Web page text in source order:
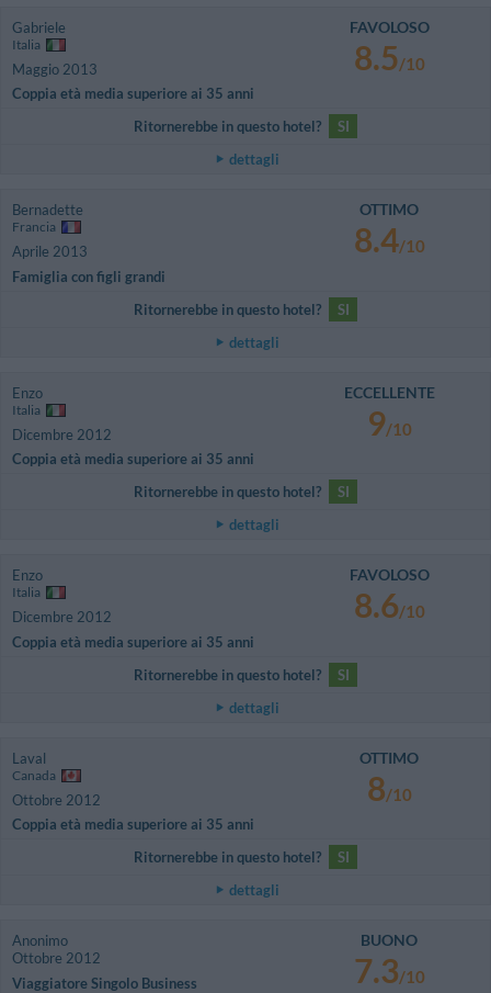
Gabriele
Italia
Maggio 2013
Coppia età media superiore ai 35 anni
FAVOLOSO
8.5/10
Ritornerebbe in questo hotel?
SI
dettagli
Bernadette
Francia
Aprile 2013
Famiglia con figli grandi
OTTIMO
8.4/10
Ritornerebbe in questo hotel?
SI
dettagli
Enzo
Italia
Dicembre 2012
Coppia età media superiore ai 35 anni
ECCELLENTE
9/10
Ritornerebbe in questo hotel?
SI
dettagli
Enzo
Italia
Dicembre 2012
Coppia età media superiore ai 35 anni
FAVOLOSO
8.6/10
Ritornerebbe in questo hotel?
SI
dettagli
Laval
Canada
Ottobre 2012
Coppia età media superiore ai 35 anni
OTTIMO
8/10
Ritornerebbe in questo hotel?
SI
dettagli
Anonimo
Ottobre 2012
Viaggiatore Singolo Business
BUONO
7.3/10